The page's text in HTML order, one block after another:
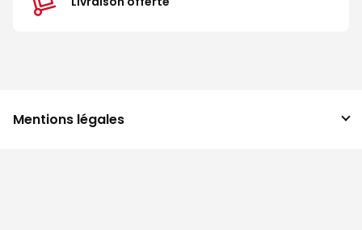
Mentions légales